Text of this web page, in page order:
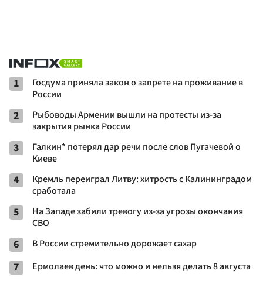
1
Госдума приняла закон о запрете на проживание в
России
2
Рыбоводы Армении вышли на протесты из-за
закрытия рынка России
3
Галкин* потерял дар речи после слов Пугачевой о
Киеве
4
Кремль переиграл Литву: хитрость с Калининградом
сработала
5
На Западе забили тревогу из-за угрозы окончания
СВО
6 В России стремительно дорожает сахар
7 Ермолаев день: что можно и нельзя делать 8 августа